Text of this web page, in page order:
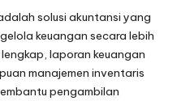
solusi akuntansi yang
keuangan secara lebih
laporan keuangan
manajemen inventaris
pengambilan